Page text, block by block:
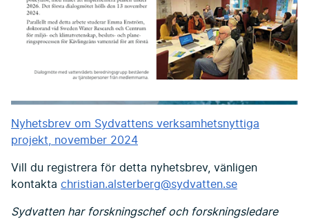
Nyhetsbrev om Sydvattens verksamhetsnyttiga
projekt, november 2024
Vill du registrera för detta nyhetsbrev, vänligen
kontakta christian.alsterberg@sydvatten.se
Sydvatten har forskningschef och forskningsledare